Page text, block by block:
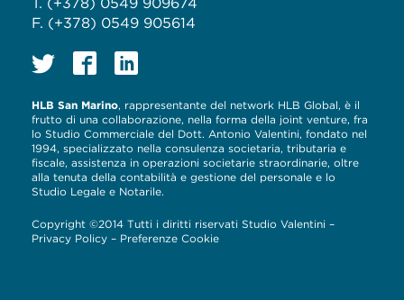
F. (+378) 0549 905614
HLB San Marino, rappresentante del network HLB Global, è il
frutto di una collaborazione, nella forma della joint venture, fra
lo Studio Commerciale del Dott. Antonio Valentini, fondato nel
1994, specializzato nella consulenza societaria, tributaria e
fiscale, assistenza in operazioni societarie straordinarie, oltre
alla tenuta della contabilità e gestione del personale e lo
Studio Legale e Notarile.
Copyright ©2014 Tutti i diritti riservati Studio Valentini –
Privacy Policy – Preferenze Cookie